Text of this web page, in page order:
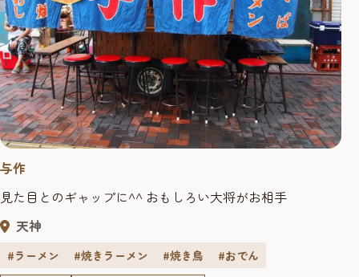
与作
見た目とのギャップに^^ おもしろい大将がお相手
天神
#ラーメン #焼きラーメン #焼き鳥
#おでん